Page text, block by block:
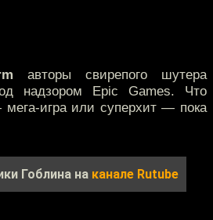
авторы свирепого шутера
надзором Epic Games. Что
игра или суперхит — пока
Гоблина на канале Rutube